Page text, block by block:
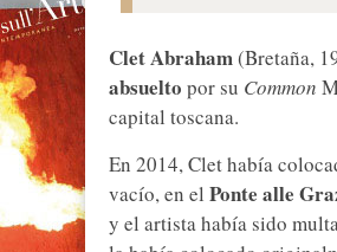
Clet Abraham(Bretaña,
absuelto por su Common
capital toscana.
En 2014, Clet había
vacío, en el Ponte alle
y el artista había sido